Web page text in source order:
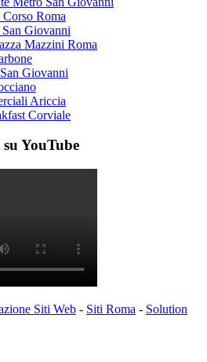
Roma
Giovanni
Mazzini Roma
Giovanni
Ariccia
Corviale
YouTube
Siti Web - Siti Roma - Solution